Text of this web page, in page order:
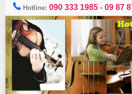
Hotline:090 333 1985 -09 87